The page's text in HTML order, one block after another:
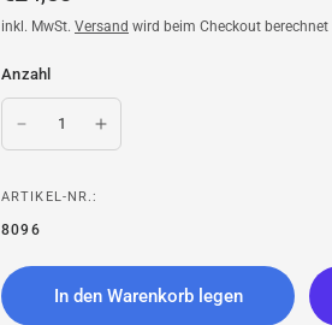
inkl. MwSt. Versand wird beim Checkout berechnet
Anzahl
ARTIKEL-NR.:
8096
In den Warenkorb legen